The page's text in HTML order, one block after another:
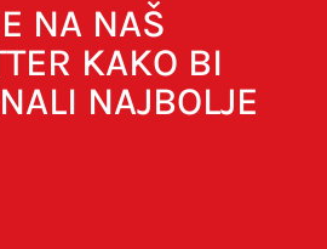
NA NAŠ
KAKO BI
NAJBOLJE